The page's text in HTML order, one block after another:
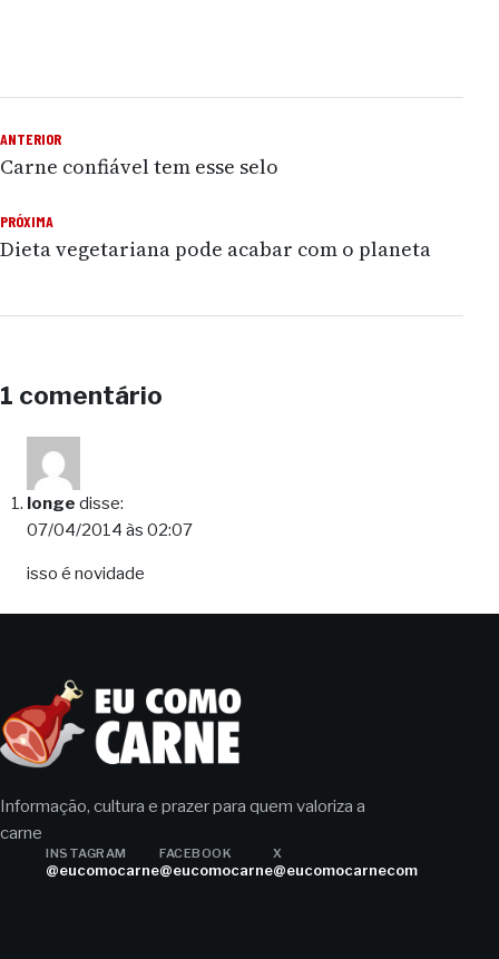
Navegação de Post
ANTERIOR
Carne confiável tem esse selo
PRÓXIMA
Dieta vegetariana pode acabar com o planeta
1 comentário
longe disse:
07/04/2014 às 02:07
isso é novidade
Informação, cultura e prazer para quem valoriza a
carne
INSTAGRAM
@eucomocarne
FACEBOOK
@eucomocarne
X
@eucomocarnecom